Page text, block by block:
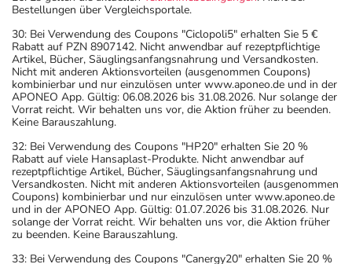
Bestellungen über Vergleichsportale.
30: Bei Verwendung des Coupons "Ciclopoli5" erhalten Sie 5 €
Rabatt auf PZN 8907142. Nicht anwendbar auf rezeptpflichtige
Artikel, Bücher, Säuglingsanfangsnahrung und Versandkosten.
Nicht mit anderen Aktionsvorteilen (ausgenommen Coupons)
kombinierbar und nur einzulösen unter www.aponeo.de und in der
APONEO App. Gültig: 06.08.2026 bis 31.08.2026. Nur solange der
Vorrat reicht. Wir behalten uns vor, die Aktion früher zu beenden.
Keine Barauszahlung.
32: Bei Verwendung des Coupons "HP20" erhalten Sie 20 %
Rabatt auf viele Hansaplast-Produkte. Nicht anwendbar auf
rezeptpflichtige Artikel, Bücher, Säuglingsanfangsnahrung und
Versandkosten. Nicht mit anderen Aktionsvorteilen (ausgenommen
Coupons) kombinierbar und nur einzulösen unter www.aponeo.de
und in der APONEO App. Gültig: 01.07.2026 bis 31.08.2026. Nur
solange der Vorrat reicht. Wir behalten uns vor, die Aktion früher
zu beenden. Keine Barauszahlung.
33: Bei Verwendung des Coupons "Canergy20" erhalten Sie 20 %